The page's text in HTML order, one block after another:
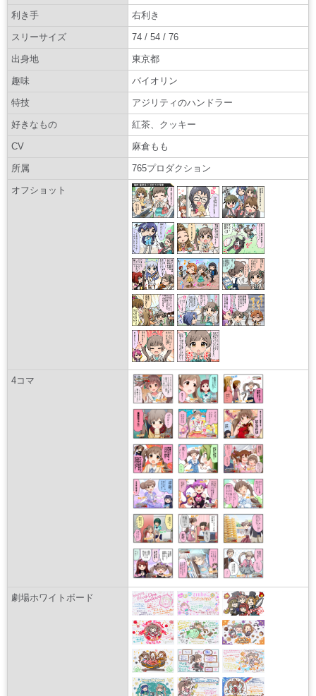
利き手 右利き
スリーサイズ 74 / 54 / 76
出身地 東京都
趣味 バイオリン
特技 アジリティのハンドラー
好きなもの 紅茶、クッキー
CV 麻倉もも
所属 765プロダクション
オフショット
4コマ
劇場ホワイトボード